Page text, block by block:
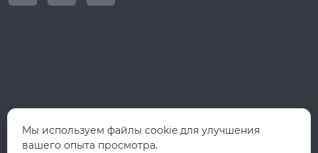
Мы используем файлы cookie для улучшения
вашего опыта просмотра.